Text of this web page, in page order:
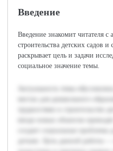
Введение
Введение знакомит читателя с
строительства детских садов
раскрывает цель и задачи
социальное значение темы.